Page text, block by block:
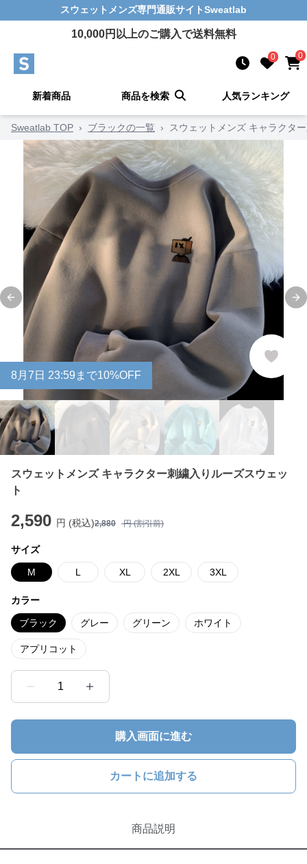
スウェットメンズ専門通販サイトSweatlab
10,000円以上のご購入で送料無料
0 0
新着商品 商品を検索 人気ランキング
Sweatlab TOP › ブラックの一覧 › スウェットメンズ キャラクタ
Previous slide
8月 7 日 23:59まで10%OFF
スウェットメンズ キャラクター刺繍入りルーズスウェッ
ト
2,590 円 (税込)2,880 円 (割引前)
サイズ
M L XL 2XL 3XL
カラー
ブラック グレー グリーン ホワイト
アプリコット
1
購入画面に進む
カートに追加する
商品説明